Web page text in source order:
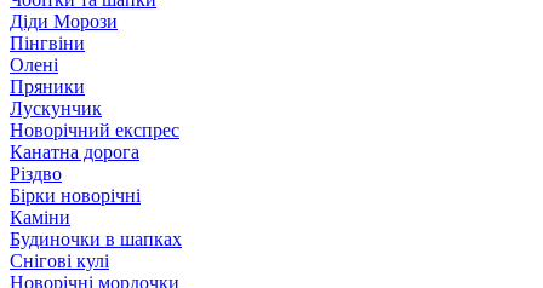
Діди Морози
Пінгвіни
Олені
Пряники
Лускунчик
Новорічний експрес
Канатна дорога
Різдво
Бірки новорічні
Каміни
Будиночки в шапках
Снігові кулі
Новорічні мордочки